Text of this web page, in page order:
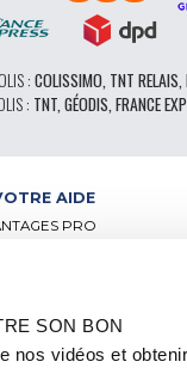
SON BON
nos vidéos et
: COLISSIMO, TNT RELAIS,
: TNT, GÉODIS, FRANCE
AIDE
PRO
– HAUTE